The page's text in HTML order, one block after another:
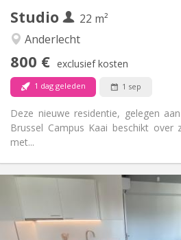
Studio
22 m²
Anderlecht
800 € exclusief kosten
1 dag geleden 1 sep
Deze nieuwe residentie, gelegen
Brussel Campus Kaai beschikt over
met...